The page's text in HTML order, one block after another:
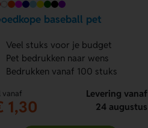
baseball pet
Veel stuks voor je budget
Pet bedrukken naar wens
Bedrukken vanaf 100 stuks
vanaf
1,30
Levering vanaf
24 augustus